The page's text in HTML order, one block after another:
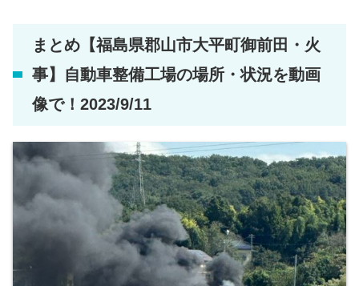
まとめ【福島県郡山市大平町御前田・火
事】自動車整備工場の場所・状況を動画
像で！2023/9/11